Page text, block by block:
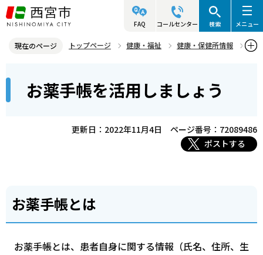
こ
の
ジ
先
FAQ コールセンター 検索 メニュー
現在のページ トップページ 健康・福祉
健康・保健所情報
こ
お薬手帳を活用しましょう
更新日：2022年11月4日
ページ番号：72089486
ポストする
お薬手帳とは
お薬手帳とは、患者自身に関する情報（氏名、住所、生